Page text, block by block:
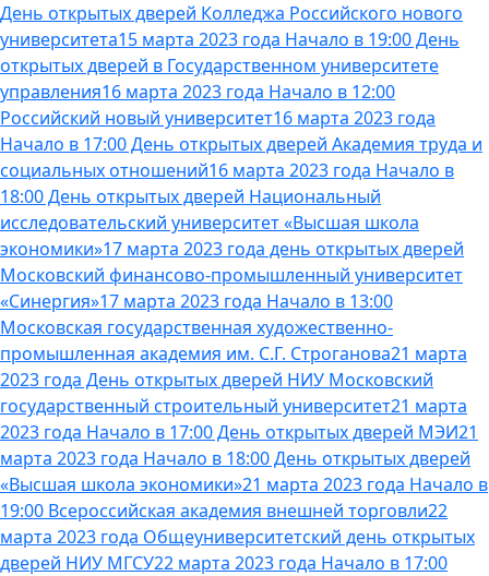
День открытых дверей Колледжа Российского нового
университета15 марта 2023 года Начало в 19:00 День
открытых дверей в Государственном университете
управления16 марта 2023 года Начало в 12:00
Российский новый университет16 марта 2023 года
Начало в 17:00 День открытых дверей Академия труда и
социальных отношений16 марта 2023 года Начало в
18:00 День открытых дверей Национальный
исследовательский университет «Высшая школа
экономики»17 марта 2023 года день открытых дверей
Московский финансово-промышленный университет
«Синергия»17 марта 2023 года Начало в 13:00
Московская государственная художественно-
промышленная академия им. С.Г. Строганова21 марта
2023 года День открытых дверей НИУ Московский
государственный строительный университет21 марта
2023 года Начало в 17:00 День открытых дверей МЭИ21
марта 2023 года Начало в 18:00 День открытых дверей
«Высшая школа экономики»21 марта 2023 года Начало в
19:00 Всероссийская академия внешней торговли22
марта 2023 года Общеуниверситетский день открытых
дверей НИУ МГСУ22 марта 2023 года Начало в 17:00